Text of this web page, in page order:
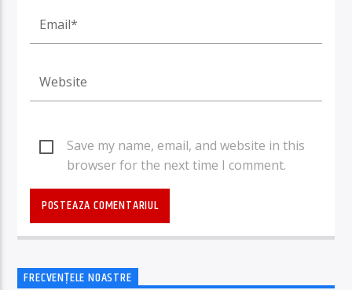
Save my name, email, and website in this
browser for the next time I comment.
FRECVENȚELE NOASTRE